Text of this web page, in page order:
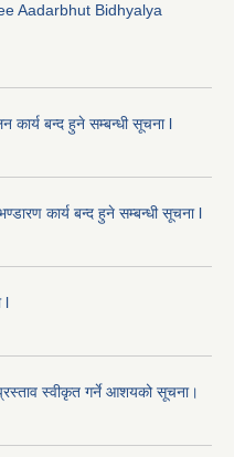
Aadarbhut Bidhyalya
कार्य बन्द हुने सम्बन्धी सूचना l
कार्य बन्द हुने सम्बन्धी सूचना l
l
प्रस्ताव स्वीकृत गर्ने आशयको सूचना।